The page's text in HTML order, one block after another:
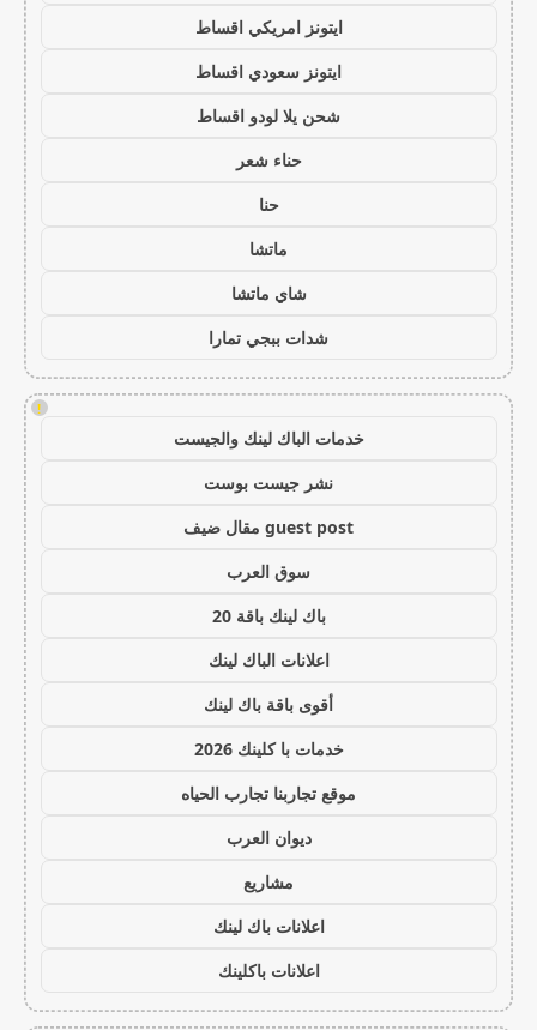
ايتونز امريكي اقساط
ايتونز سعودي اقساط
شحن يلا لودو اقساط
حناء شعر
حنا
ماتشا
شاي ماتشا
شدات ببجي تمارا
!
خدمات الباك لينك والجيست
نشر جيست بوست
guest post مقال ضيف
سوق العرب
باك لينك باقة 20
اعلانات الباك لينك
أقوى باقة باك لينك
خدمات با كلينك 2026
موقع تجاربنا تجارب الحياه
ديوان العرب
مشاريع
اعلانات باك لينك
اعلانات باكلينك